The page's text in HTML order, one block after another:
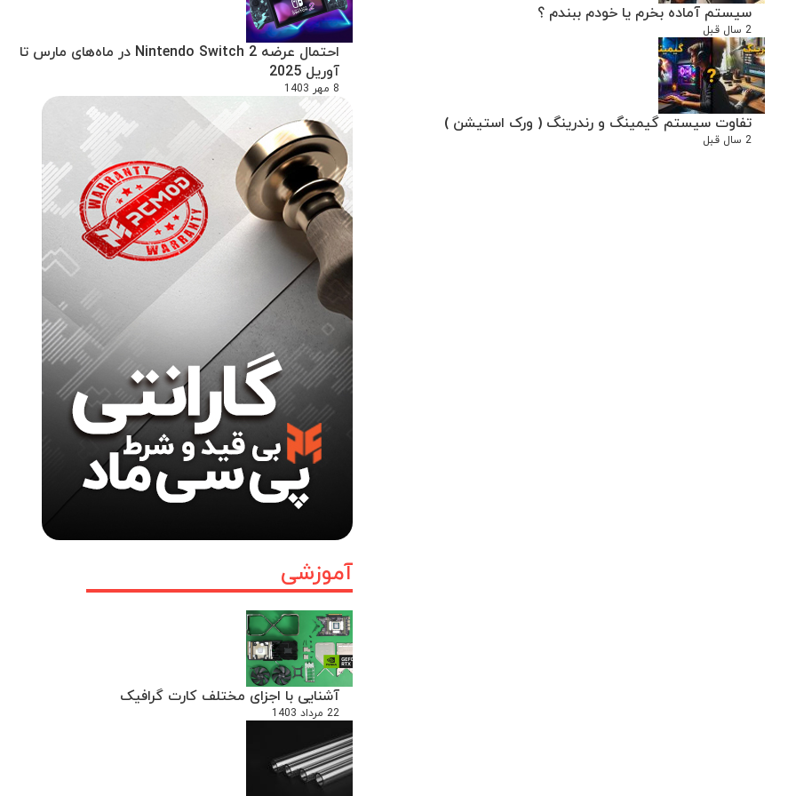
احتمال عرضه Nintendo Switch 2 در ماه‌های مارس تا
آوریل 2025
8 مهر 1403
آموزشی
آشنایی با اجزای مختلف کارت گرافیک
22 مرداد 1403
سیستم آماده بخرم یا خودم ببندم ؟
2 سال قبل
تفاوت سیستم گیمینگ و رندرینگ ( ورک استیشن )
2 سال قبل